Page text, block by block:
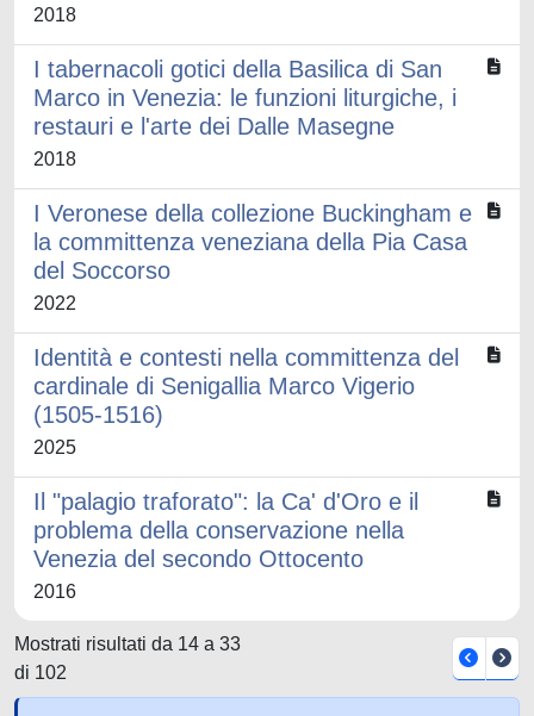
2018
I tabernacoli gotici della Basilica di San
Marco in Venezia: le funzioni liturgiche, i
restauri e l'arte dei Dalle Masegne
2018
I Veronese della collezione Buckingham e
la committenza veneziana della Pia Casa
del Soccorso
2022
Identità e contesti nella committenza del
cardinale di Senigallia Marco Vigerio
(1505-1516)
2025
Il "palagio traforato": la Ca' d'Oro e il
problema della conservazione nella
Venezia del secondo Ottocento
2016
Mostrati risultati da 14 a 33
di 102